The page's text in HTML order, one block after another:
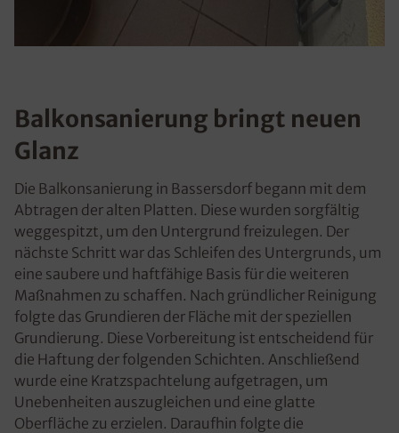
Balkonsanierung bringt neuen
Glanz
Die Balkonsanierung in Bassersdorf begann mit dem
Abtragen der alten Platten. Diese wurden sorgfältig
weggespitzt, um den Untergrund freizulegen. Der
nächste Schritt war das Schleifen des Untergrunds, um
eine saubere und haftfähige Basis für die weiteren
Maßnahmen zu schaffen. Nach gründlicher Reinigung
folgte das Grundieren der Fläche mit der speziellen
Grundierung. Diese Vorbereitung ist entscheidend für
die Haftung der folgenden Schichten. Anschließend
wurde eine Kratzspachtelung aufgetragen, um
Unebenheiten auszugleichen und eine glatte
Oberfläche zu erzielen. Daraufhin folgte die